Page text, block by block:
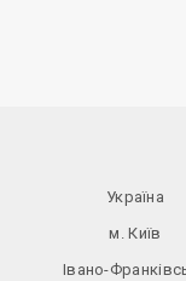
Україна
м. Київ
Івано-